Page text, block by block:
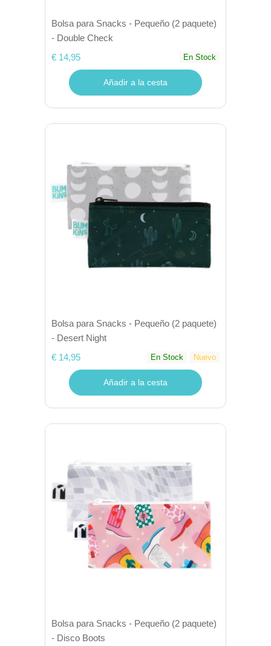
Bolsa para Snacks - Pequeño (2 paquete)
- Double Check
€ 14,95
En Stock
Añadir a la cesta
Bolsa para Snacks - Pequeño (2 paquete)
- Desert Night
€ 14,95
En Stock Nuevo
Añadir a la cesta
Bolsa para Snacks - Pequeño (2 paquete)
- Disco Boots